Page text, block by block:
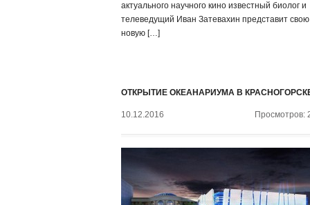
актуального научного кино известный биолог и
телеведущий Иван Затевахин представит свою
новую […]
ОТКРЫТИЕ ОКЕАНАРИУМА В
10.12.2016 Просмотров: